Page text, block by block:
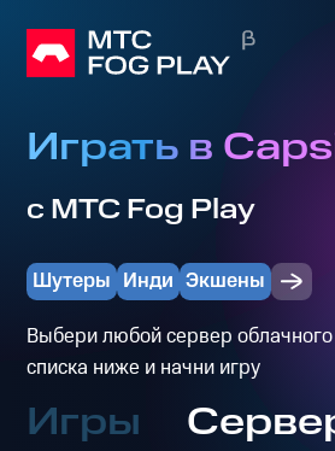
Играть в
с МТС Fog Play
Шутеры Инди Экшены
Выбери любой сервер
списка ниже и начни игру
Игры